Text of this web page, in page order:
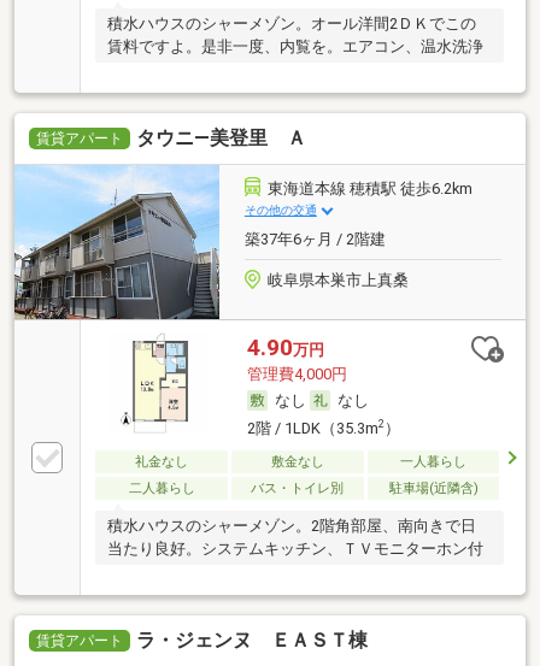
積水ハウスのシャーメゾン。オール洋間2ＤＫでこの
賃料ですよ。是非一度、内覧を。エアコン、温水洗浄
賃貸アパート タウニ―美登里 Ａ
東海道本線 穂積駅 徒歩6.2km
その他の交通
築37年6ヶ月 / 2階建
岐阜県本巣市上真桑
4.90万円
管理費4,000円
なし
なし
2階 / 1LDK（35.3m2）
礼金なし 敷金なし
一人暮らし
二人暮らし
バス・トイレ別 駐車場(近隣含)
積水ハウスのシャーメゾン。2階角部屋、南向きで日
当たり良好。システムキッチン、ＴＶモニターホン付
賃貸アパート ラ・ジェンヌ ＥＡＳＴ棟